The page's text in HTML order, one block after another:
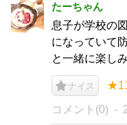
たーちゃん
息子が学校の
になっていて
と一緒に楽し
ナイス
コメント(0)